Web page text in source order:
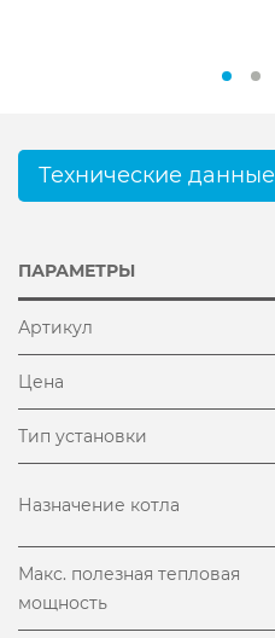
Технические данные
ПАРАМЕТРЫ
Артикул
Цена
Тип установки
Назначение котла
Макс. полезная тепловая
мощность